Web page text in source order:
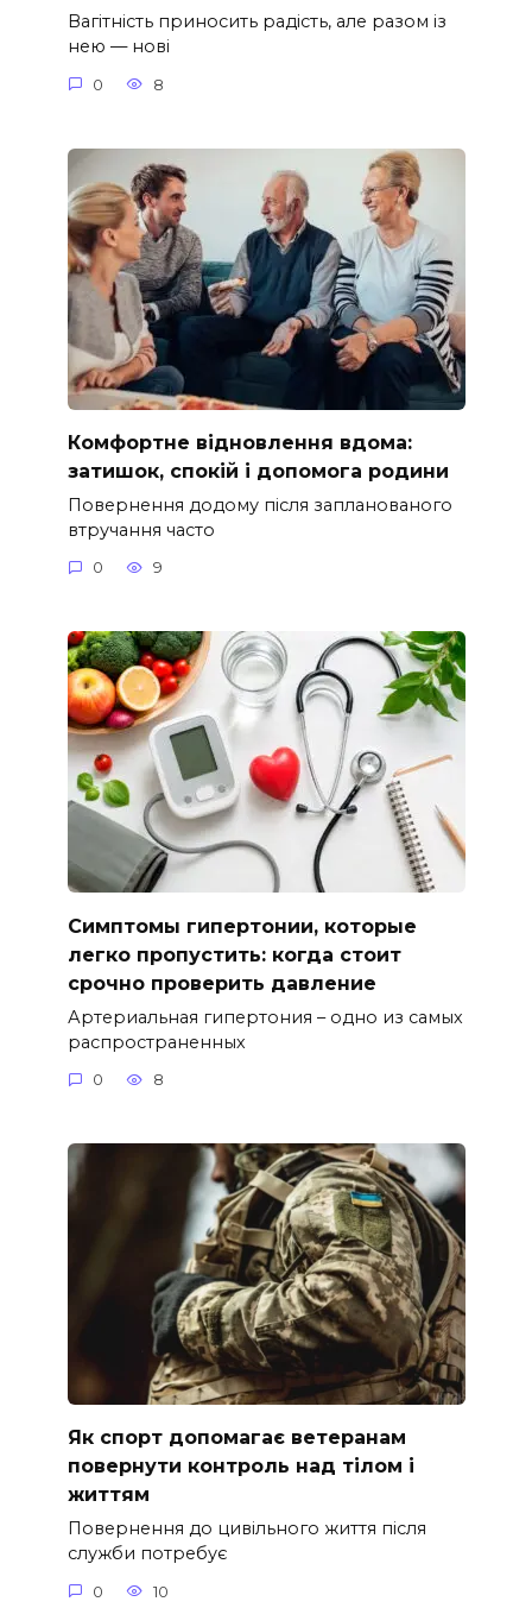
Вагітність приносить радість, але разом із
нею — нові
0 8
Комфортне відновлення вдома:
затишок, спокій і допомога родини
Повернення додому після запланованого
втручання часто
0 9
Симптомы гипертонии, которые
легко пропустить: когда стоит
срочно проверить давление
Артериальная гипертония – одно из самых
распространенных
0 8
Як спорт допомагає ветеранам
повернути контроль над тілом і
життям
Повернення до цивільного життя після
служби потребує
0 10